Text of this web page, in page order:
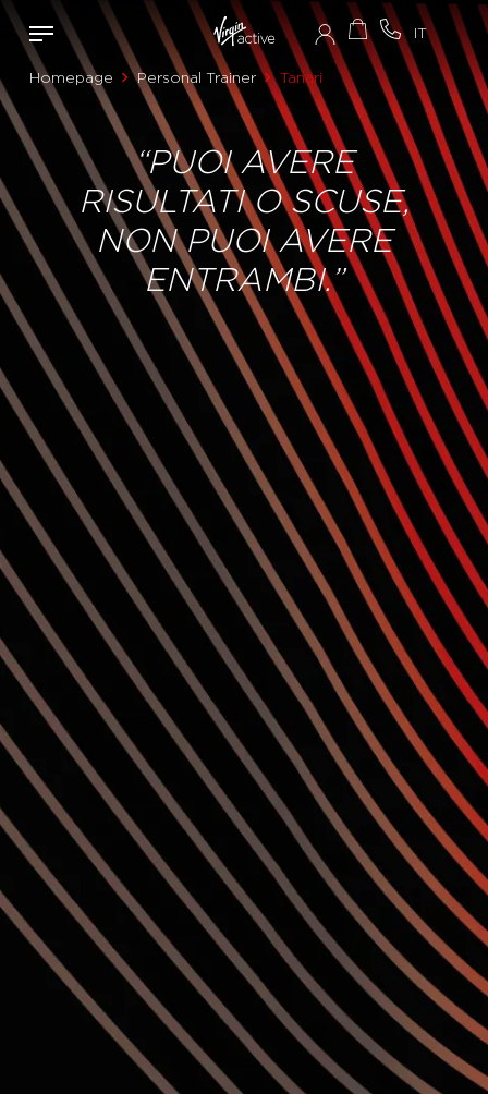
Homepage Personal Trainer Tanari
“PUOI AVERE
RISULTATI O SCUSE,
NON PUOI AVERE
ENTRAMBI.”